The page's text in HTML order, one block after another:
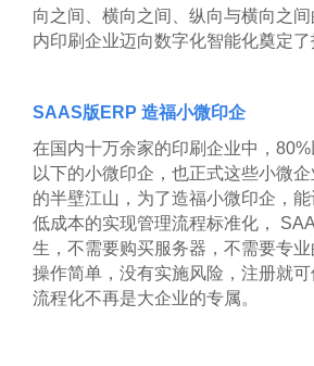
向之间、横向之间、纵向与横向之
内印刷企业迈向数字化智能化奠定了
SAAS版ERP 造福小微印企
在国内十万余家的印刷企业中，
以下的小微印企，也正式这些小微
的半壁江山，为了造福小微印企，
低成本的实现管理流程标准化，
生，不需要购买服务器，不需要专
操作简单，没有实施风险，注册就
流程化不再是大企业的专属。